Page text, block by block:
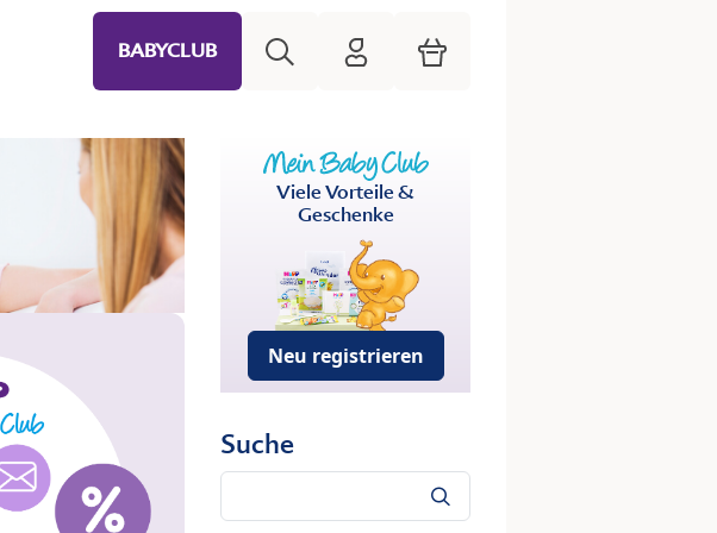
BABYCLUB HiPP Mein Babyclub
Warenkorb
Viele Vorteile &
Geschenke
Neu registrieren
Suche